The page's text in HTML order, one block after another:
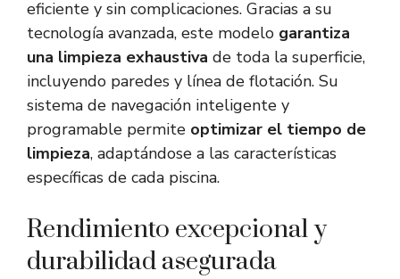
eficiente y sin complicaciones. Gracias a su
tecnología avanzada, este modelo garantiza
una limpieza exhaustiva de toda la superficie,
incluyendo paredes y línea de flotación. Su
sistema de navegación inteligente y
programable permite optimizar el tiempo de
limpieza, adaptándose a las características
específicas de cada piscina.
Rendimiento excepcional y
durabilidad asegurada